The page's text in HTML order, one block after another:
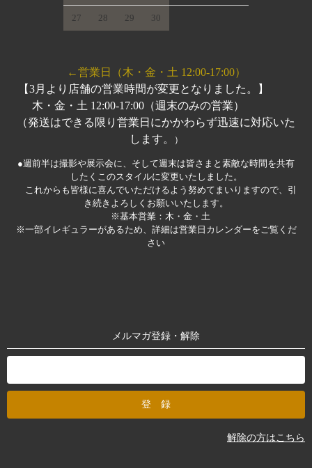
27 28 29 30
←営業日（木・金・土 12:00-17:00）
【3月より店舗の営業時間が変更となりました。】
木・金・土 12:00-17:00（週末のみの営業）
（発送はできる限り営業日にかかわらず迅速に対応いた
します。
）
●週前半は撮影や展示会に、そして週末は皆さまと素敵な時間を共有
したくこのスタイルに変更いたしました。
これからも皆様に喜んでいただけるよう努めてまいりますので、引
き続きよろしくお願いいたします。
※基本営業：木・金・土
※一部イレギュラーがあるため、詳細は営業日カレンダーをご覧くだ
さい
メルマガ登録・解除
解除の方はこちら